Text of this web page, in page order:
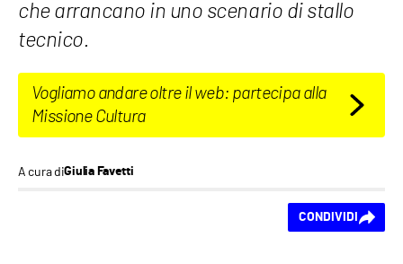
che arrancano in uno scenario di stallo
tecnico.
Vogliamo andare oltre il web: partecipa alla
Missione Cultura
A cura diGiulia Favetti
CONDIVIDI